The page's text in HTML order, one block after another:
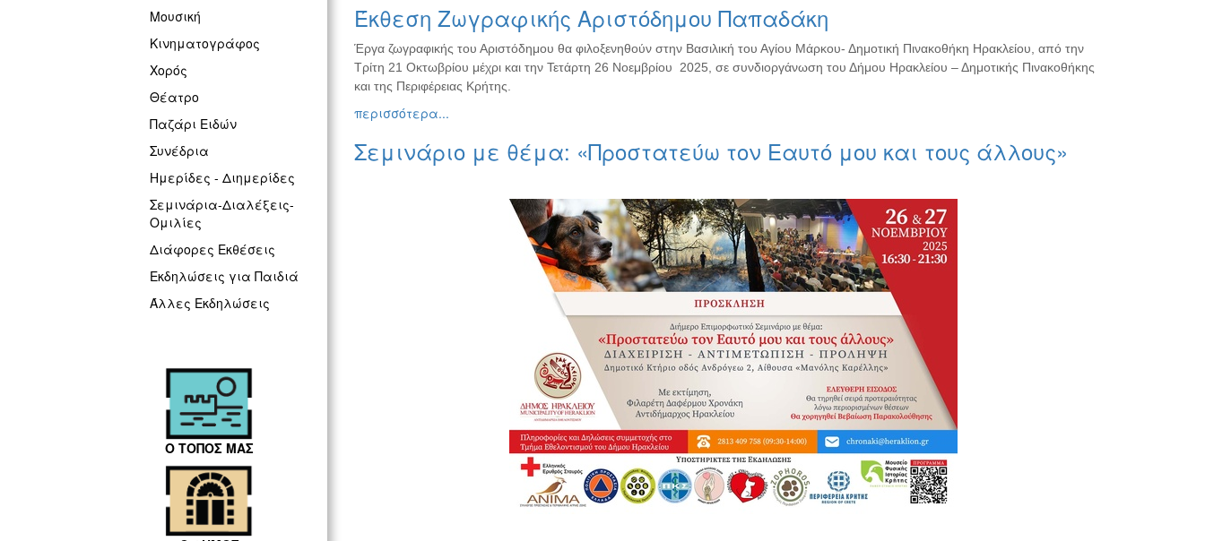
Μουσική
Κινηματογράφος
Χορός
Θέατρο
Παζάρι Ειδών
Συνέδρια
Ημερίδες - Διημερίδες
Σεμινάρια-Διαλέξεις-
Ομιλίες
Διάφορες Εκθέσεις
Εκδηλώσεις για Παιδιά
Άλλες Εκδηλώσεις
Ο ΤΟΠΟΣ ΜΑΣ
Έκθεση Ζωγραφικής Αριστόδημου Παπαδάκη
Έργα ζωγραφικής του Αριστόδημου θα φιλοξενηθούν στην Βασιλική του Αγίου Μάρκου- Δημοτική Πινακοθήκη Ηρακλείου, από την
Τρίτη 21 Οκτωβρίου μέχρι και την Τετάρτη 26 Νοεμβρίου 2025, σε συνδιοργάνωση του Δήμου Ηρακλείου – Δημοτικής Πινακοθήκης
και της Περιφέρειας Κρήτης.
περισσότερα...
Σεμινάριο με θέμα: «Προστατεύω τον Εαυτό μου και τους άλλους»